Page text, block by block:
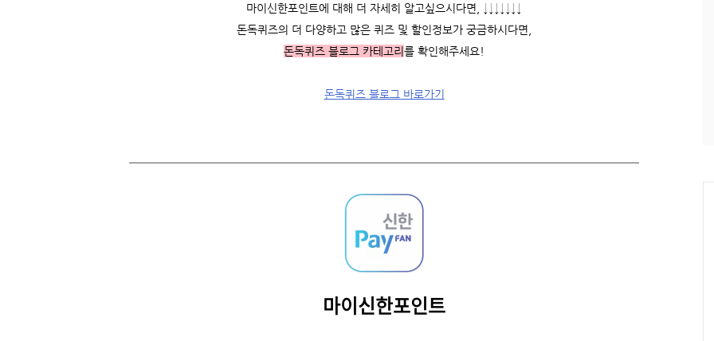
마이신한포인트에 대해 더 자세히 알고싶으시다면, ↓↓↓↓↓↓↓
돈독퀴즈의 더 다양하고 많은 퀴즈 및 할인정보가 궁금하시다면,
돈독퀴즈 블로그 카테고리를 확인해주세요!
돈독퀴즈 블로그 바로가기
마이신한포인트